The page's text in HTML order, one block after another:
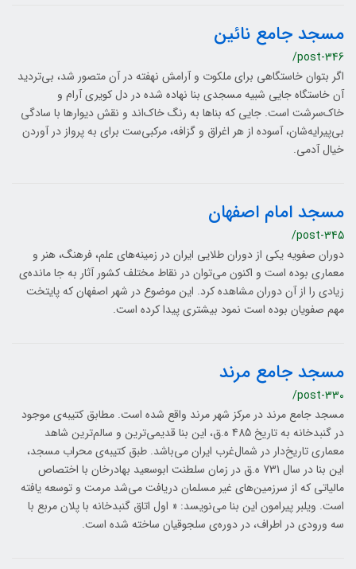
مسجد جامع نائین
/post-346
اگر بتوان خاستگاهی برای ملکوت و آرامش نهفته در آن متصور شد، بی‌تردید
آن خاستگاه جایی شبیه مسجدی بنا نهاده شده در دل کویری آرام و
خاک‌سرشت است. جایی که بناها به رنگ خاک‌اند و نقش‌ دیوارها با سادگی
بی‌‌پیرایه‌‌شان، آسوده از هر اغراق و گزافه، مرکبی‌ست برای به پرواز در آوردن
خیال آدمی.
مسجد امام اصفهان
/post-345
دوران صفویه یکی از دوران طلایی ایران در زمینه‌های علم، فرهنگ، هنر و
معماری بوده است و اکنون می‌توان در نقاط مختلف کشور آثار به جا مانده‌ی
زیادی را از آن دوران مشاهده کرد. این موضوع در شهر اصفهان که پایتخت
مهم صفویان بوده است نمود بیشتری پیدا کرده است.
مسجد جامع مرند
/post-330
مسجد جامع مرند در مرکز شهر مرند واقع شده است. مطابق کتیبه‌ی موجود
در گنبدخانه به تاریخ 485 ه.ق، این بنا قدیمی‌ترین و سالم‌ترین شاهد
معماری تاریخ‌دار در شمال‌غرب ایران می‌باشد. طبق کتیبه‌ی محراب مسجد،
این بنا در سال 731 ه.ق در زمان سلطنت ابوسعید بهادرخان با اختصاص
مالیاتی که از سرزمین‌های غیر مسلمان دریافت می‌شد مرمت و توسعه یافته
است. ویلبر پیرامون این بنا می‌نویسد: « اول اتاق گنبدخانه با پلان مربع با
سه ورودی در اطراف، در دوره‌ی سلجوقیان ساخته شده است.